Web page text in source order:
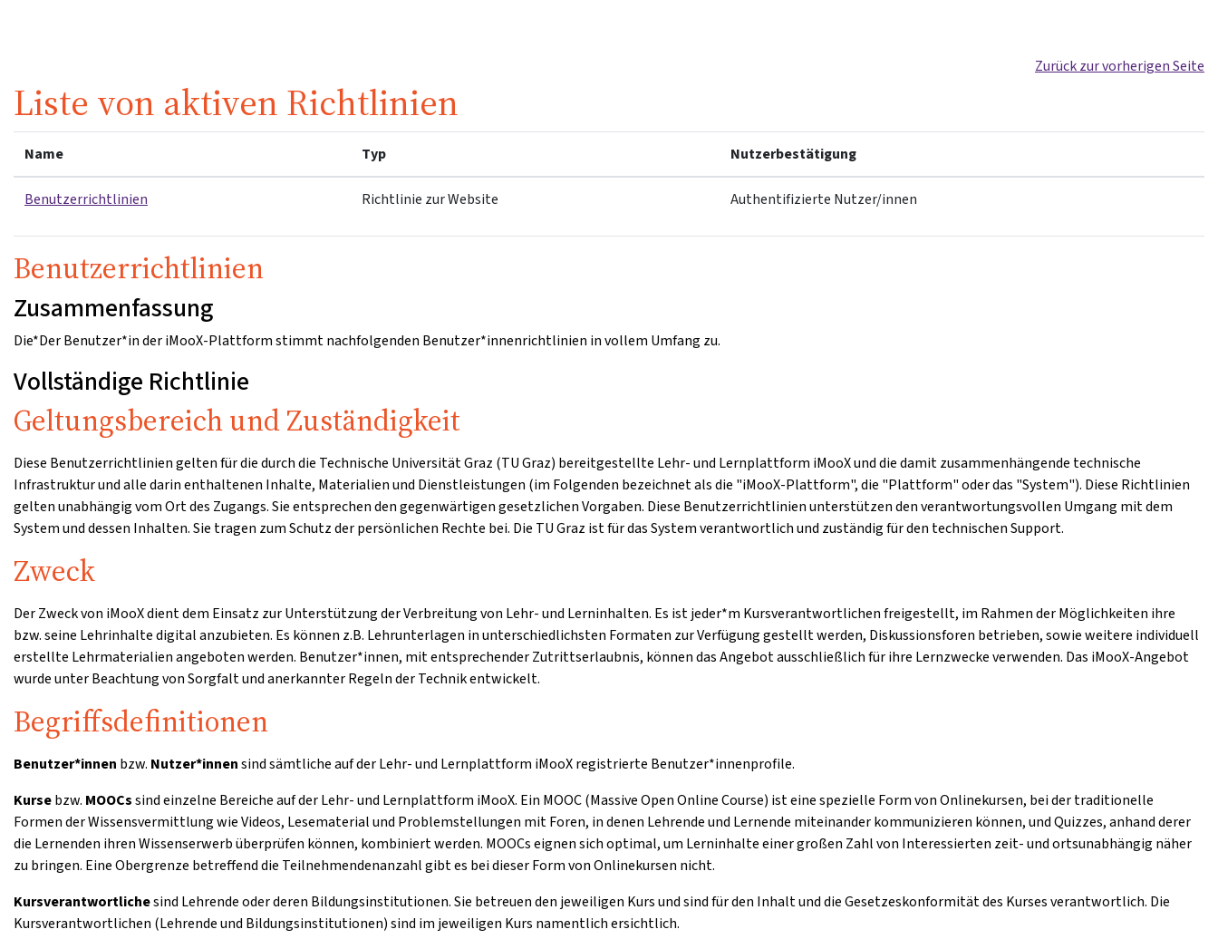
Zurück zur vorherigen Seite
Liste von aktiven Richtlinien
Name Typ Nutzerbestätigung
Benutzerrichtlinien Richtlinie zur Website Authentifizierte Nutzer/innen
Benutzerrichtlinien
Zusammenfassung
Die*Der Benutzer*in der iMooX-Plattform stimmt nachfolgenden Benutzer*innenrichtlinien in vollem Umfang zu.
Vollständige Richtlinie
Geltungsbereich und Zuständigkeit
Diese Benutzerrichtlinien gelten für die durch die Technische Universität Graz (TU Graz) bereitgestellte Lehr- und Lernplattform iMooX und die damit zusammenhängende technische
Infrastruktur und alle darin enthaltenen Inhalte, Materialien und Dienstleistungen (im Folgenden bezeichnet als die "iMooX-Plattform", die "Plattform" oder das "System"). Diese Richtlinien
gelten unabhängig vom Ort des Zugangs. Sie entsprechen den gegenwärtigen gesetzlichen Vorgaben. Diese Benutzerrichtlinien unterstützen den verantwortungsvollen Umgang mit dem
System und dessen Inhalten. Sie tragen zum Schutz der persönlichen Rechte bei. Die TU Graz ist für das System verantwortlich und zuständig für den technischen Support.
Zweck
Der Zweck von iMooX dient dem Einsatz zur Unterstützung der Verbreitung von Lehr- und Lerninhalten. Es ist jeder*m Kursverantwortlichen freigestellt, im Rahmen der Möglichkeiten ihre
bzw. seine Lehrinhalte digital anzubieten. Es können z.B. Lehrunterlagen in unterschiedlichsten Formaten zur Verfügung gestellt werden, Diskussionsforen betrieben, sowie weitere individuell
erstellte Lehrmaterialien angeboten werden. Benutzer*innen, mit entsprechender Zutrittserlaubnis, können das Angebot ausschließlich für ihre Lernzwecke verwenden. Das iMooX-Angebot
wurde unter Beachtung von Sorgfalt und anerkannter Regeln der Technik entwickelt.
Begriffsdefinitionen
Benutzer*innen bzw. Nutzer*innensind sämtliche auf der Lehr- und Lernplattform iMooX registrierte Benutzer*innenprofile.
Kursebzw. MOOCssind einzelne Bereiche auf der Lehr- und Lernplattform iMooX. Ein MOOC (Massive Open Online Course) ist eine spezielle Form von Onlinekursen, bei der traditionelle
Formen der Wissensvermittlung wie Videos, Lesematerial und Problemstellungen mit Foren, in denen Lehrende und Lernende miteinander kommunizieren können, und Quizzes, anhand derer
die Lernenden ihren Wissenserwerb überprüfen können, kombiniert werden. MOOCs eignen sich optimal, um Lerninhalte einer großen Zahl von Interessierten zeit- und ortsunabhängig näher
zu bringen. Eine Obergrenze betreffend die Teilnehmendenanzahl gibt es bei dieser Form von Onlinekursen nicht.
Kursverantwortlichesind Lehrende oder deren Bildungsinstitutionen. Sie betreuen den jeweiligen Kurs und sind für den Inhalt und die Gesetzeskonformität des Kurses verantwortlich. Die
Kursverantwortlichen (Lehrende und Bildungsinstitutionen) sind im jeweiligen Kurs namentlich ersichtlich.